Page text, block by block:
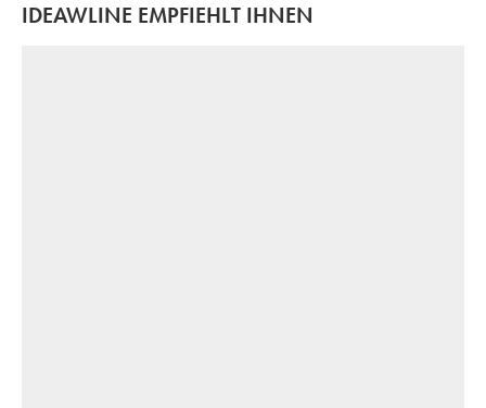
IDEAWLINE EMPFIEHLT IHNEN